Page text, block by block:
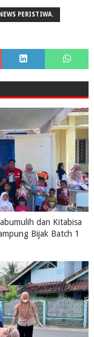
NEWS PERISTIWA.
dan Kitabisa
Bijak Batch 1